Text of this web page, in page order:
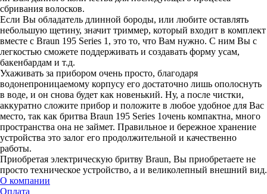
сбривания волосков.
Если Вы обладатель длинной бороды, или любите оставлять
небольшую щетину, значит триммер, который входит в комплект
вместе с Braun 195 Series 1, это то, что Вам нужно. С ним Вы с
легкостью сможете поддерживать и создавать форму усам,
бакенбардам и т.д.
Ухаживать за прибором очень просто, благодаря
водонепроницаемому корпусу его достаточно лишь ополоснуть
в воде, и он снова будет как новенький. Ну, а после чистки,
аккуратно сложите прибор и положите в любое удобное для Вас
место, так как бритва Braun 195 Series 1очень компактна, много
пространства она не займет. Правильное и бережное хранение
устройства это залог его продолжительной и качественно
работы.
Приобретая электрическую бритву Braun, Вы приобретаете не
просто техническое устройство, а и великолепный внешний вид.
О компании
Оплата